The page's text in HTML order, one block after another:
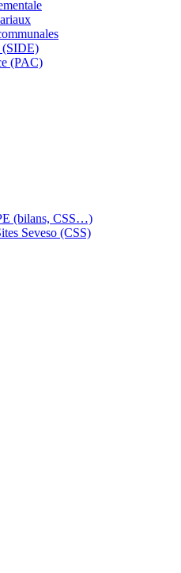
(SIDE)
(PAC)
(bilans, CSS…)
Seveso (CSS)